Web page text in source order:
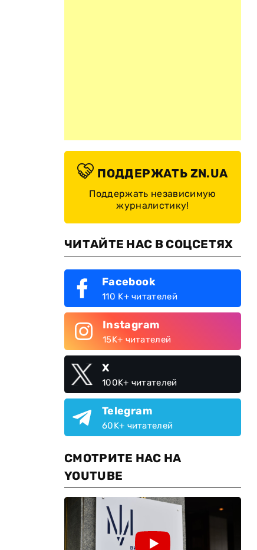
ПОДДЕРЖАТЬ ZN.UA
Поддержать независимую
журналистику!
ЧИТАЙТЕ НАС В СОЦСЕТЯХ
Facebook
110 K+ читателей
Instagram
15K+ читателей
X
100K+ читателей
Telegram
60K+ читателей
СМОТРИТЕ НАС НА
YOUTUBE